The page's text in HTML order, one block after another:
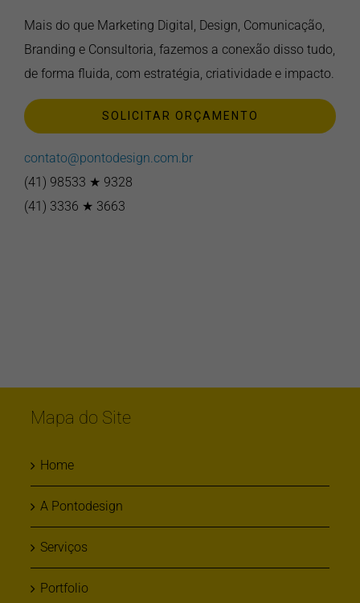
Mais do que Marketing Digital, Design, Comunicação,
Branding e Consultoria, fazemos a conexão disso tudo,
de forma fluida, com estratégia, criatividade e impacto.
SOLICITAR ORÇAMENTO
contato@pontodesign.com.br
(41) 98533 ★ 9328
(41) 3336 ★ 3663
Mapa do Site
Home
A Pontodesign
Serviços
Portfolio